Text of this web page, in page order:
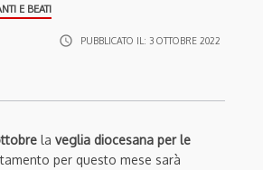
E BEATI
access_time PUBBLICATO IL: 3 OTTOBRE 2022
la veglia diocesana per le
per questo mese sarà